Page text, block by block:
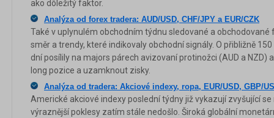
ako dôležitý faktor.
Analýza od forex tradera: AUD/USD, CHF/JPY a EUR/CZK
Také v uplynulém obchodním týdnu sledované a
směr a trendy, které indikovaly obchodní signály. O přibližně
dní posílily na majors párech avizovaní protinožci (AUD a NZD)
long pozice a uzamknout zisky.
Analýza od tradera: Akciové indexy, ropa, EUR/USD, GBP/
Americké akciové indexy poslední týdny již vykazují zvyšující
výraznější poklesy zatím stále nedošlo. Široká globální